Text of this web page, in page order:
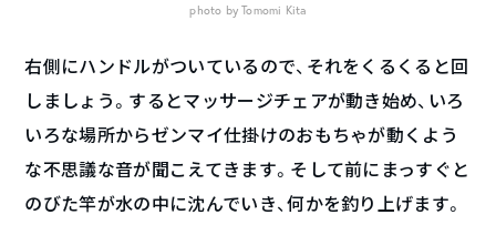
photo by Tomomi Kita
右側にハンドルがついているので、それをくるくると回
しましょう。するとマッサージチェアが動き始め、いろ
いろな場所からゼンマイ仕掛けのおもちゃが動くよう
な不思議な音が聞こえてきます。そして前にまっすぐと
のびた竿が水の中に沈んでいき、何かを釣り上げます。